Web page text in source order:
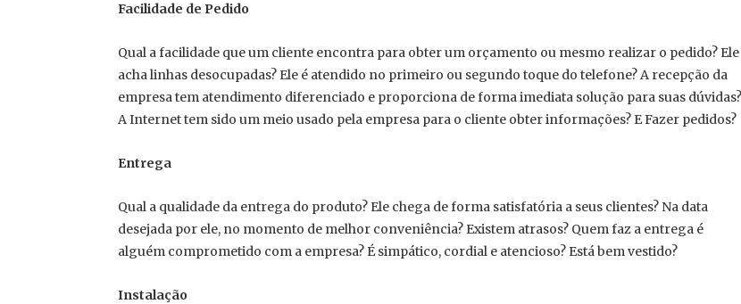
Facilidade de Pedido
Qual a facilidade que um cliente encontra para obter um orçamento ou mesmo realizar o pedido? Ele
acha linhas desocupadas? Ele é atendido no primeiro ou segundo toque do telefone? A recepção da
empresa tem atendimento diferenciado e proporciona de forma imediata solução para suas dúvidas?
A Internet tem sido um meio usado pela empresa para o cliente obter informações? E Fazer pedidos?
Entrega
Qual a qualidade da entrega do produto? Ele chega de forma satisfatória a seus clientes? Na data
desejada por ele, no momento de melhor conveniência? Existem atrasos? Quem faz a entrega é
alguém comprometido com a empresa? É simpático, cordial e atencioso? Está bem vestido?
Instalação